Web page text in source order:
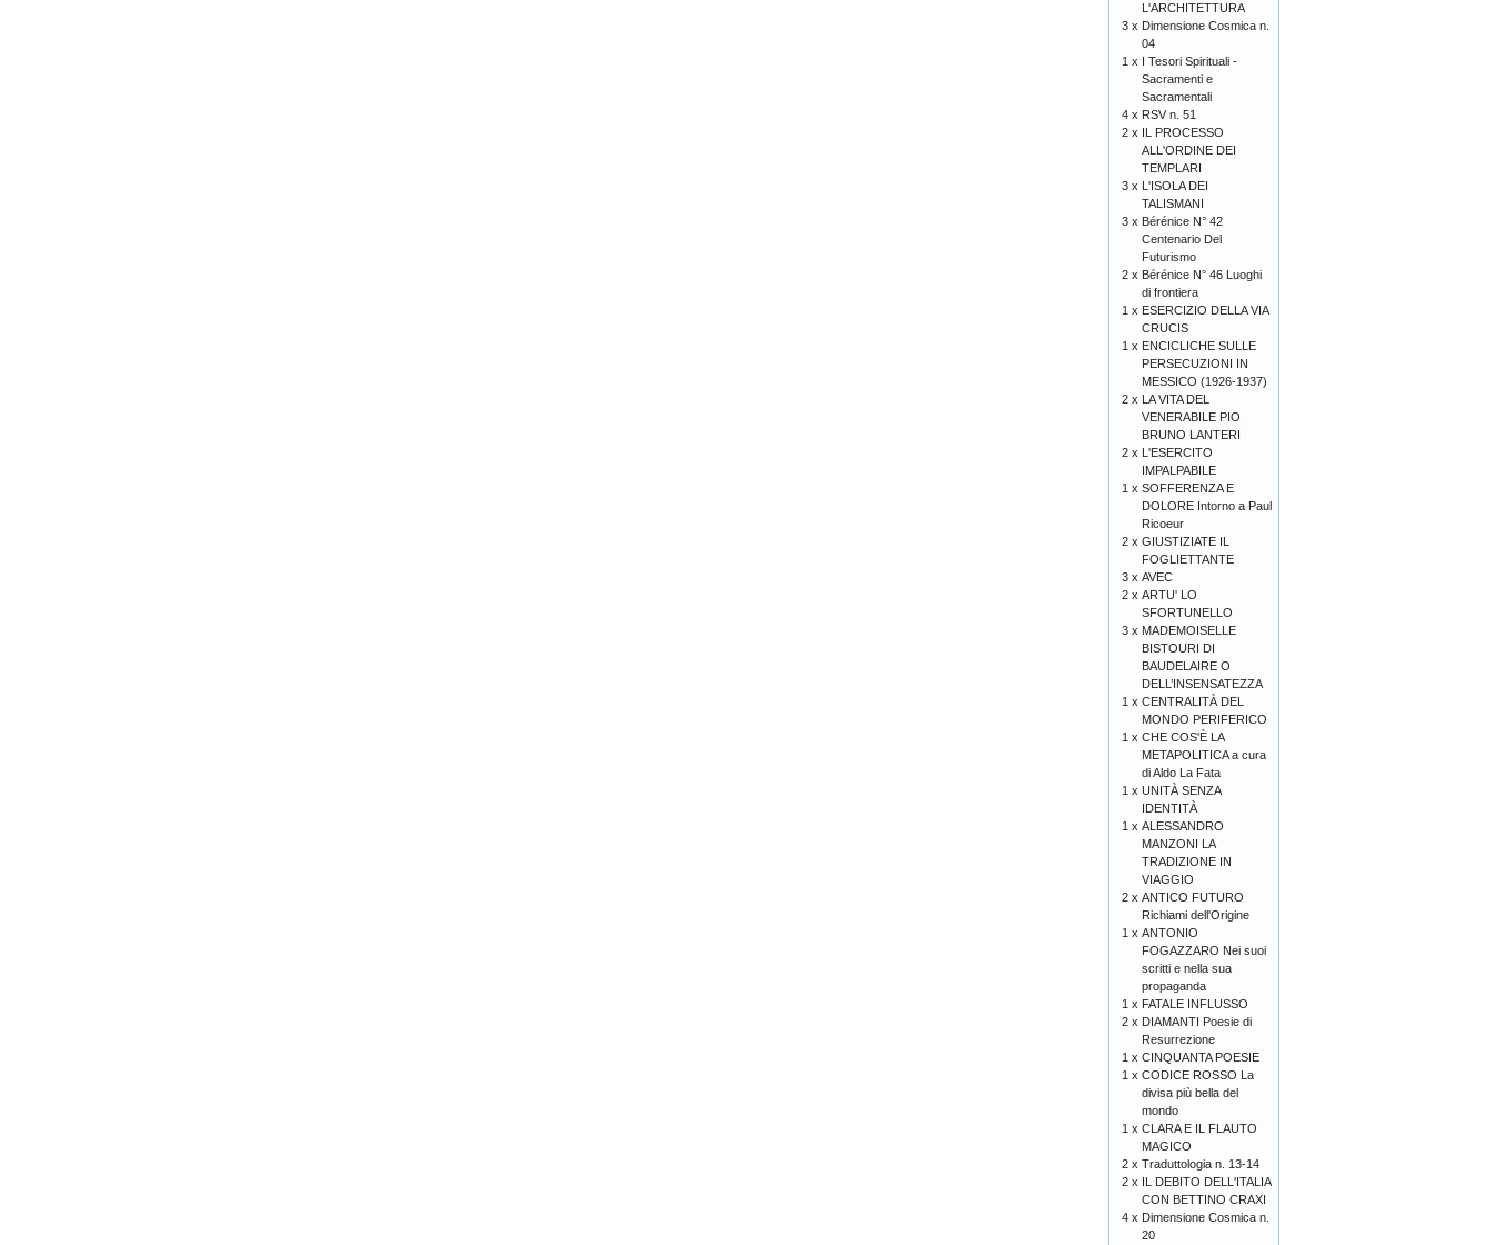
L'ARCHITETTURA
3 x Dimensione Cosmica n.
04
1 x I Tesori Spirituali -
Sacramenti e
Sacramentali
4 x RSV n. 51
2 x IL PROCESSO
ALL'ORDINE DEI
TEMPLARI
3 x L'ISOLA DEI
TALISMANI
3 x Bérénice N° 42
Centenario Del
Futurismo
2 x Bérénice N° 46 Luoghi
di frontiera
1 x ESERCIZIO DELLA VIA
CRUCIS
1 x ENCICLICHE SULLE
PERSECUZIONI IN
MESSICO (1926-1937)
2 x LA VITA DEL
VENERABILE PIO
BRUNO LANTERI
2 x L'ESERCITO
IMPALPABILE
1 x SOFFERENZA E
DOLORE Intorno a Paul
Ricoeur
2 x GIUSTIZIATE IL
FOGLIETTANTE
3 x AVEC
2 x ARTU' LO
SFORTUNELLO
3 x MADEMOISELLE
BISTOURI DI
BAUDELAIRE O
DELL’INSENSATEZZA
1 x CENTRALITÀ DEL
MONDO PERIFERICO
1 x CHE COS'È LA
METAPOLITICA a cura
di Aldo La Fata
1 x UNITÀ SENZA
IDENTITÀ
1 x ALESSANDRO
MANZONI LA
TRADIZIONE IN
VIAGGIO
2 x ANTICO FUTURO
Richiami dell'Origine
1 x ANTONIO
FOGAZZARO Nei suoi
scritti e nella sua
propaganda
1 x FATALE INFLUSSO
2 x DIAMANTI Poesie di
Resurrezione
1 x CINQUANTA POESIE
1 x CODICE ROSSO La
divisa più bella del
mondo
1 x CLARA E IL FLAUTO
MAGICO
2 x Traduttologia n. 13-14
2 x IL DEBITO DELL'ITALIA
CON BETTINO CRAXI
4 x Dimensione Cosmica n.
20